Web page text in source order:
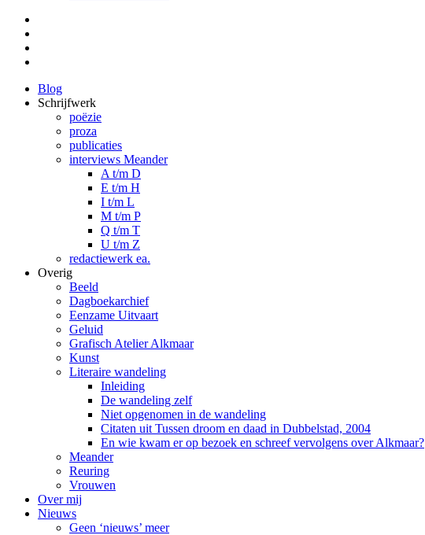
Blog
Schrijfwerk
poëzie
proza
publicaties
interviews Meander
A t/m D
E t/m H
I t/m L
M t/m P
Q t/m T
U t/m Z
redactiewerk ea.
Overig
Beeld
Dagboekarchief
Eenzame Uitvaart
Geluid
Grafisch Atelier Alkmaar
Kunst
Literaire wandeling
Inleiding
De wandeling zelf
Niet opgenomen in de wandeling
Citaten uit Tussen droom en daad in Dubbelstad, 2004
En wie kwam er op bezoek en schreef vervolgens over Alkmaar?
Meander
Reuring
Vrouwen
Over mij
Nieuws
Geen ‘nieuws’ meer